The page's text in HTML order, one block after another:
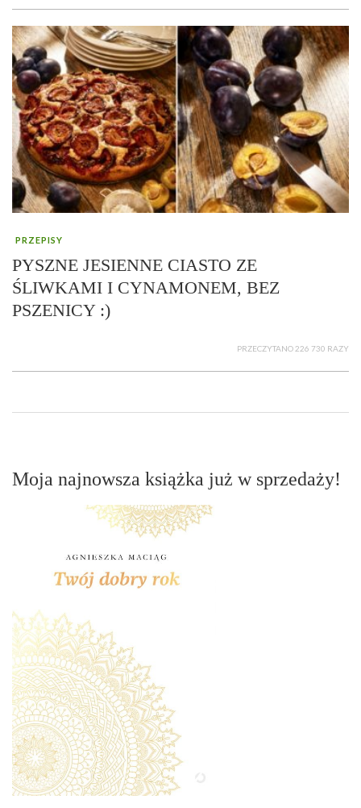
PRZEPISY
PYSZNE JESIENNE CIASTO ZE
ŚLIWKAMI I CYNAMONEM, BEZ
PSZENICY :)
PRZECZYTANO 226 730 RAZY
Moja najnowsza książka już w sprzedaży!